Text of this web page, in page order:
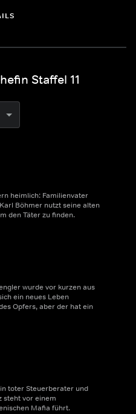
Staffel 11
heimlich: Familienvater
Böhmer nutzt seine alten
den Täter zu finden.
wurde vor kurzen aus
ein neues Leben
Opfers, aber der hat ein
toter Steuerberater und
steht vor einem
Mafia führt.